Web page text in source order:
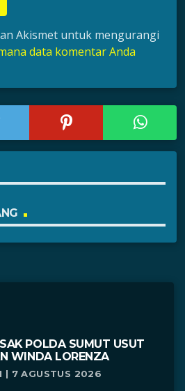
Akismet untuk mengurangi
data komentar Anda
POLDA SUMUT USUT
WINDA LORENZA
| 7 AGUSTUS 2026